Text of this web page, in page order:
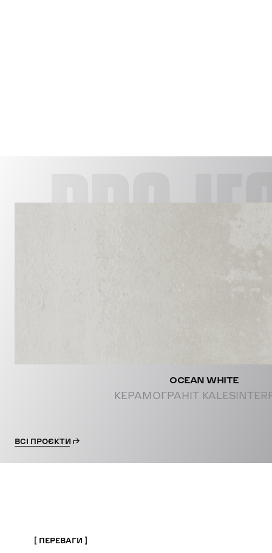
OCEAN WHITE
КЕРАМОГРАНІТ
ВСІ ПРОЄКТИ
ПЕРЕВАГИ